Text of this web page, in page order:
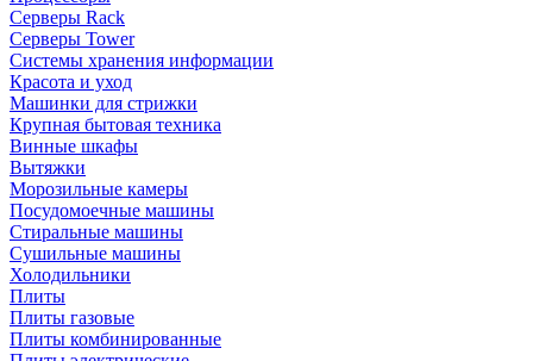
Серверы Rack
Серверы Tower
Системы хранения информации
Красота и уход
Машинки для стрижки
Крупная бытовая техника
Винные шкафы
Вытяжки
Морозильные камеры
Посудомоечные машины
Стиральные машины
Сушильные машины
Холодильники
Плиты
Плиты газовые
Плиты комбинированные